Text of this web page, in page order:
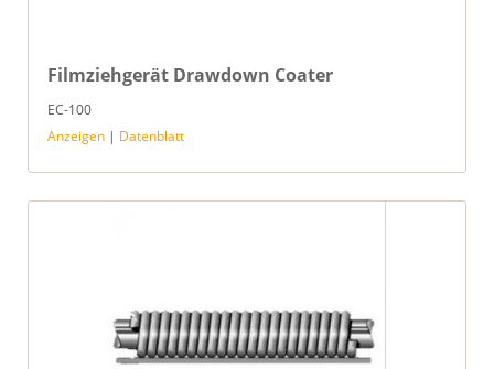
Filmziehgerät Drawdown Coater
EC-100
Anzeigen | Datenblatt